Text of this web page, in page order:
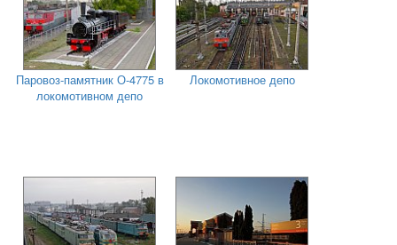
Паровоз-памятник О-4775 в
локомотивном депо
Локомотивное депо